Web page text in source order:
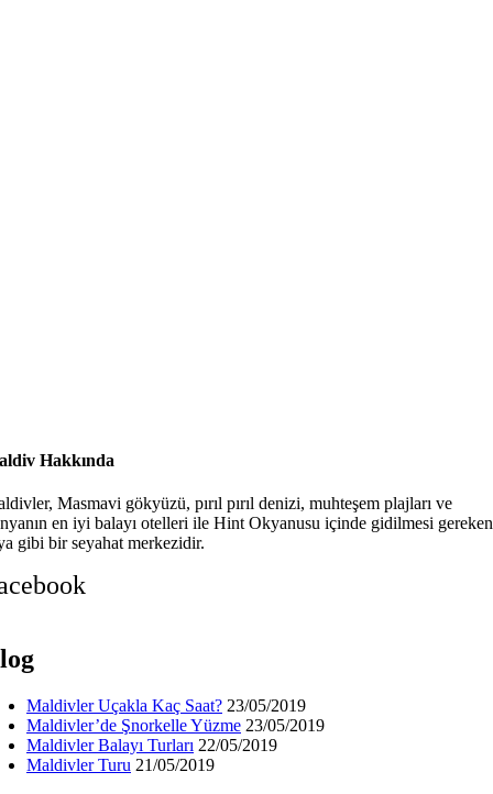
Hakkında
Masmavi gökyüzü, pırıl pırıl denizi, muhteşem plajları ve
en iyi balayı otelleri ile Hint Okyanusu içinde gidilmesi gereken
gibi bir seyahat merkezidir.
Maldivler Uçakla Kaç Saat? 23/05/2019
Maldivler’de Şnorkelle Yüzme 23/05/2019
Maldivler Balayı Turları 22/05/2019
Maldivler Turu 21/05/2019